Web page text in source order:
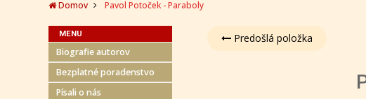
Domov Pavol Potoček - Paraboly
MENU
Biografie autorov
Bezplatné poradenstvo
Písali o nás
Predošlá položka